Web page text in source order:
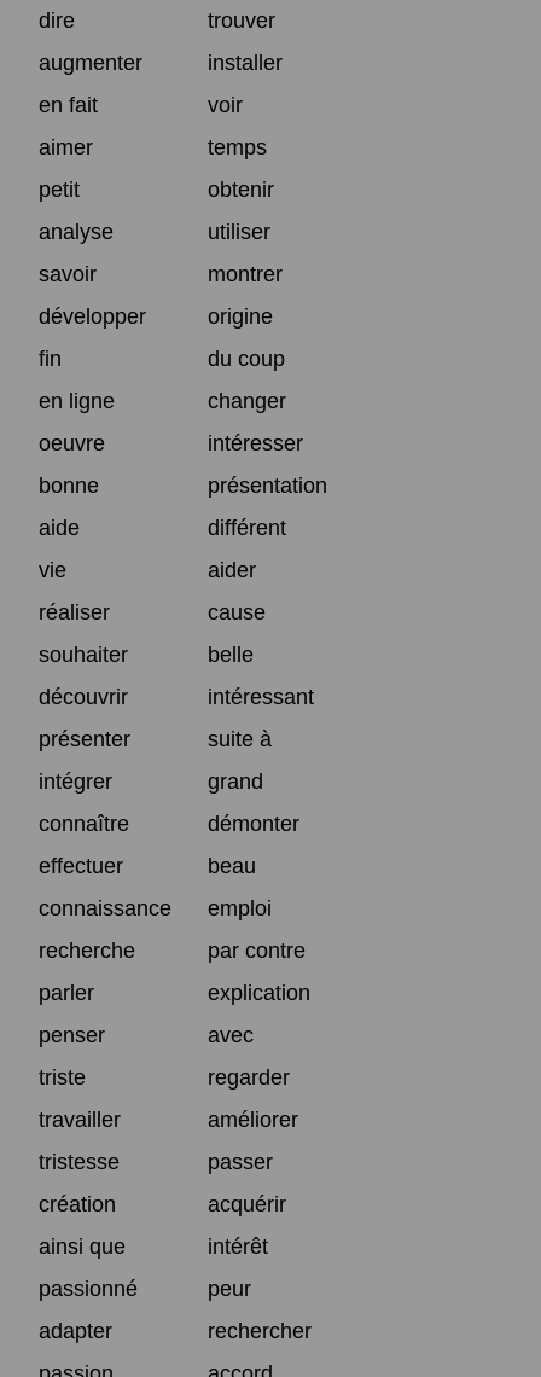
dire
trouver
augmenter
installer
en fait
voir
aimer
temps
petit
obtenir
analyse
utiliser
savoir
montrer
développer
origine
fin
du coup
en ligne
changer
oeuvre
intéresser
bonne
présentation
aide
différent
vie
aider
réaliser
cause
souhaiter
belle
découvrir
intéressant
présenter
suite à
intégrer
grand
connaître
démonter
effectuer
beau
connaissance
emploi
recherche
par contre
parler
explication
penser
avec
triste
regarder
travailler
améliorer
tristesse
passer
création
acquérir
ainsi que
intérêt
passionné
peur
adapter
rechercher